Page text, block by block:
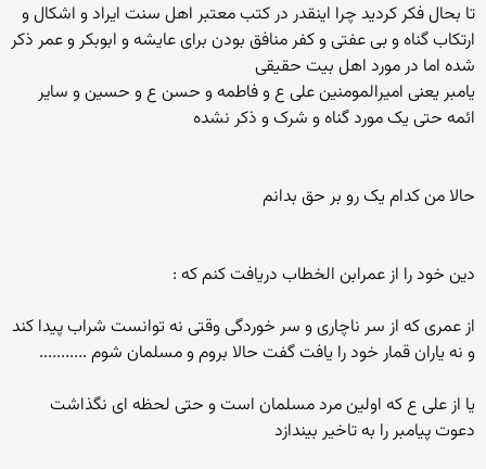
تا بحال فکر کردید چرا اینقدر در کتب معتبر اهل سنت ایراد و اشکال و
ارتکاب گناه و بی عفتی و کفر منافق بودن برای عایشه و ابوبکر و عمر ذکر
شده اما در مورد اهل بیت حقیقی
یامبر یعنی امیرالمومنین علی ع و فاطمه و حسن ع و حسین و سایر
ائمه حتی یک مورد گناه و شرک و ذکر نشده
حالا من کدام یک رو بر حق بدانم
دین خود را از عمرابن الخطاب دریافت کنم که :
از عمری که از سر ناچاری و سر خوردگی وقتی نه توانست شراب پیدا کند
و نه یاران قمار خود را یافت گفت حالا بروم و مسلمان شوم ...........
یا از علی ع که اولین مرد مسلمان است و حتی لحظه ای نگذاشت
دعوت پیامبر را به تاخیر بیندازد